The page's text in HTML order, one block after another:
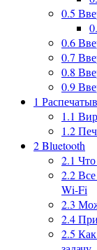
0.5
0.6
0.7
0.8
0.9
1
1.1
1.2
2Bluetooth
2.1
2.2
Wi-Fi
2.3
2.4
2.5